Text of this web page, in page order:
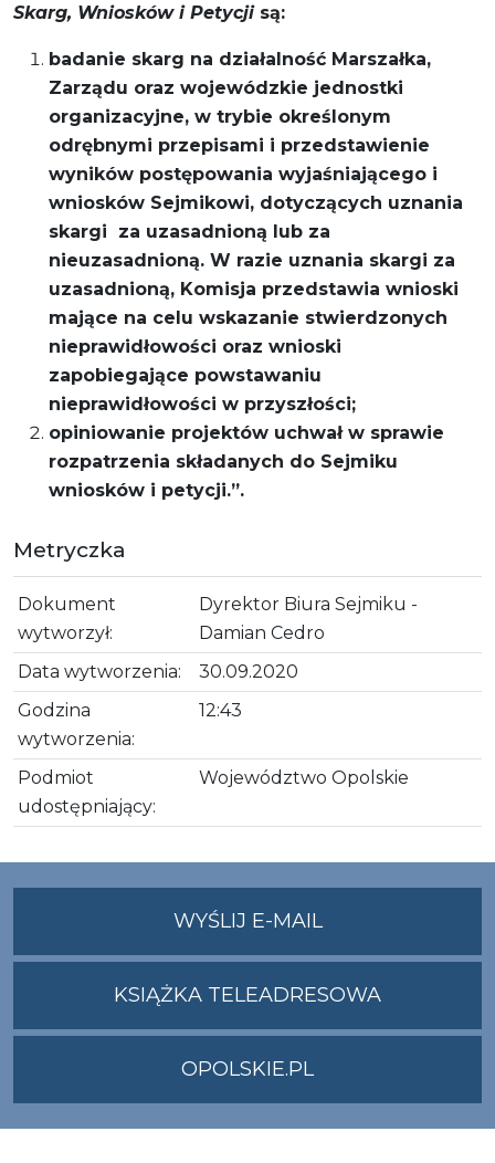
Skarg, Wniosków i Petycjisą:
badanie skarg na działalność Marszałka,
Zarządu oraz wojewódzkie jednostki
organizacyjne, w trybie określonym
odrębnymi przepisami i przedstawienie
wyników postępowania wyjaśniającego i
wniosków Sejmikowi, dotyczących uznania
skargi za uzasadnioną lub za
nieuzasadnioną. W razie uznania skargi za
uzasadnioną, Komisja przedstawia wnioski
mające na celu wskazanie stwierdzonych
nieprawidłowości oraz wnioski
zapobiegające powstawaniu
nieprawidłowości w przyszłości;
opiniowanie projektów uchwał w sprawie
rozpatrzenia składanych do Sejmiku
wniosków i petycji.”.
Metryczka
Dokument
wytworzył:
Dyrektor Biura Sejmiku -
Damian Cedro
Data wytworzenia:
30.09.2020
Godzina
wytworzenia:
12:43
Podmiot
udostępniający:
Województwo Opolskie
WYŚLIJ E-MAILNA
ADRES
KSIĄŻKA TELEADRESOWA
OPOLSKIE.PL